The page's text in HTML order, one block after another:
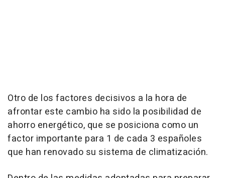
Otro de los factores decisivos a la hora de
afrontar este cambio ha sido la posibilidad de
ahorro energético, que se posiciona como un
factor importante para 1 de cada 3 españoles
que han renovado su sistema de climatización.